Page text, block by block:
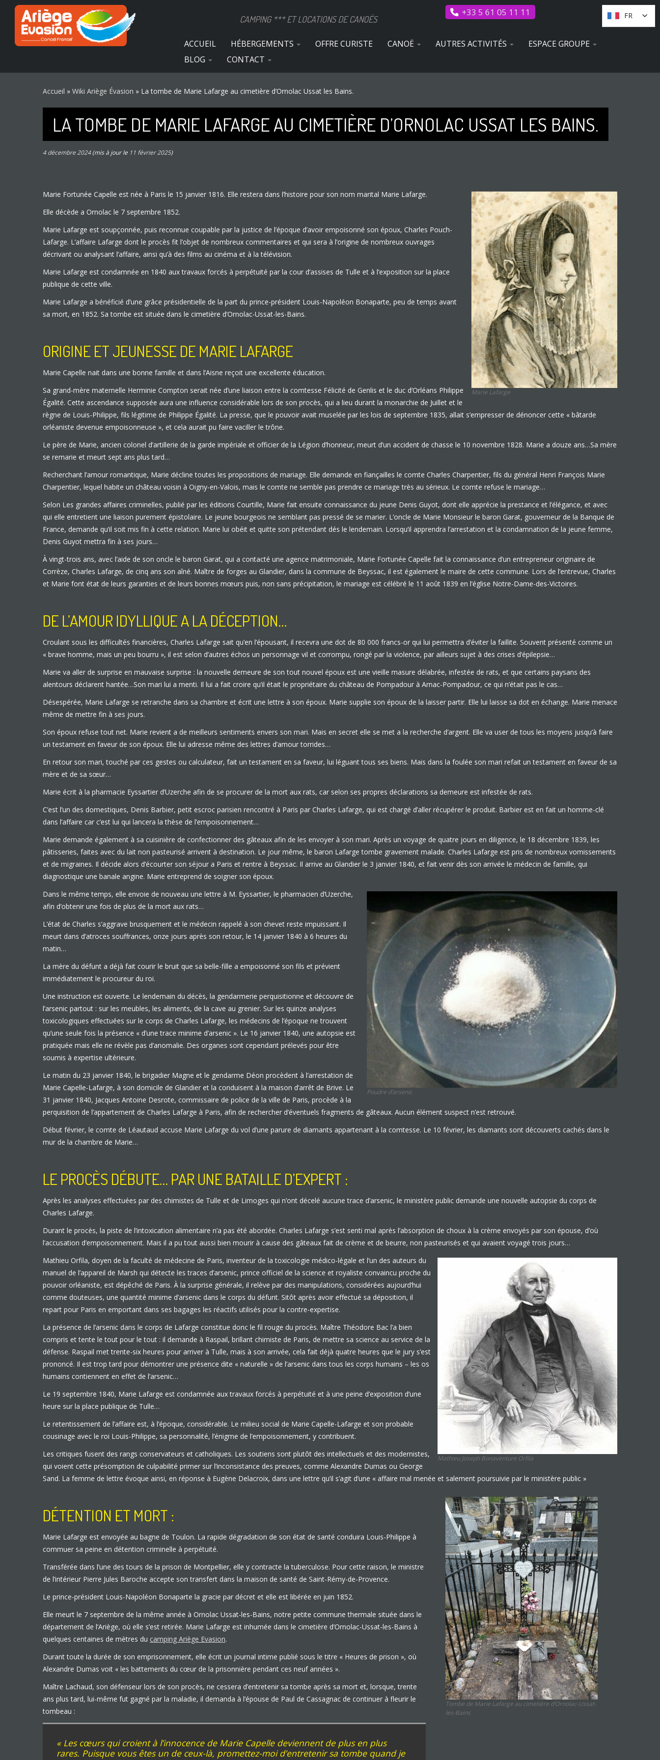
Panneau de gestion des cookies
Passer
contenu
CAMPING *** ET LOCATIONS DE CANOËS
+33 5 61 05 11 11
ACCUEIL HÉBERGEMENTS OFFRE CURISTE CANOË AUTRES ACTIVITÉS
ESPACE GROUPE
BLOG
CONTACT
Accueil » Wiki Ariège Évasion » La tombe de Marie Lafarge au cimetière d’Ornolac Ussat les Bains.
LA TOMBE DE MARIE LAFARGE AU CIMETIÈRE D’ORNOLAC USSAT LES BAINS.
4 décembre 2024(mis à jour le 11 février 2025)
Marie Lafarge
Marie Fortunée Capelle est née à Paris le 15 janvier 1816. Elle restera dans l’histoire pour son nom marital Marie Lafarge.
Elle décède a Ornolac le 7 septembre 1852.
Marie Lafarge est soupçonnée, puis reconnue coupable par la justice de l’époque d’avoir empoisonné son époux, Charles Pouch-
Lafarge. L’affaire Lafarge dont le procès fit l’objet de nombreux commentaires et qui sera à l’origine de nombreux ouvrages
décrivant ou analysant l’affaire, ainsi qu’à des films au cinéma et à la télévision.
Marie Lafarge est condamnée en 1840 aux travaux forcés à perpétuité par la cour d’assises de Tulle et à l’exposition sur la place
publique de cette ville.
Marie Lafarge a bénéficié d’une grâce présidentielle de la part du prince-président Louis-Napoléon Bonaparte, peu de temps avant
sa mort, en 1852. Sa tombe est située dans le cimetière d’Ornolac-Ussat-les-Bains.
ORIGINE ET JEUNESSE DE MARIE LAFARGE
Marie Capelle nait dans une bonne famille et dans l’Aisne reçoit une excellente éducation.
Sa grand-mère maternelle Herminie Compton serait née d’une liaison entre la comtesse Félicité de Genlis et le duc d’Orléans Philippe
Égalité. Cette ascendance supposée aura une influence considérable lors de son procès, qui a lieu durant la monarchie de Juillet et le
règne de Louis-Philippe, fils légitime de Philippe Égalité. La presse, que le pouvoir avait muselée par les lois de septembre 1835, allait s’empresser de dénoncer cette « bâtarde
orléaniste devenue empoisonneuse », et cela aurait pu faire vaciller le trône.
Le père de Marie, ancien colonel d’artillerie de la garde impériale et officier de la Légion d’honneur, meurt d’un accident de chasse le 10 novembre 1828. Marie a douze ans…Sa mère
se remarie et meurt sept ans plus tard…
Recherchant l’amour romantique, Marie décline toutes les propositions de mariage. Elle demande en fiançailles le comte Charles Charpentier, fils du général Henri François Marie
Charpentier, lequel habite un château voisin à Oigny-en-Valois, mais le comte ne semble pas prendre ce mariage très au sérieux. Le comte refuse le mariage…
Selon Les grandes affaires criminelles, publié par les éditions Courtille, Marie fait ensuite connaissance du jeune Denis Guyot, dont elle apprécie la prestance et l’élégance, et avec
qui elle entretient une liaison purement épistolaire. Le jeune bourgeois ne semblant pas pressé de se marier. L’oncle de Marie Monsieur le baron Garat, gouverneur de la Banque de
France, demande qu’il soit mis fin à cette relation. Marie lui obéit et quitte son prétendant dés le lendemain. Lorsqu’il apprendra l’arrestation et la condamnation de la jeune femme,
Denis Guyot mettra fin à ses jours…
À vingt-trois ans, avec l’aide de son oncle le baron Garat, qui a contacté une agence matrimoniale, Marie Fortunée Capelle fait la connaissance d’un entrepreneur originaire de
Corrèze, Charles Lafarge, de cinq ans son aîné. Maître de forges au Glandier, dans la commune de Beyssac, il est également le maire de cette commune. Lors de l’entrevue, Charles
et Marie font état de leurs garanties et de leurs bonnes mœurs puis, non sans précipitation, le mariage est célébré le 11 août 1839 en l’église Notre-Dame-des-Victoires.
DE L’AMOUR IDYLLIQUE A LA DÉCEPTION…
Croulant sous les difficultés financières, Charles Lafarge sait qu’en l’épousant, il recevra une dot de 80 000 francs-or qui lui permettra d’éviter la faillite. Souvent présenté comme un
« brave homme, mais un peu bourru », il est selon d’autres échos un personnage vil et corrompu, rongé par la violence, par ailleurs sujet à des crises d’épilepsie…
Marie va aller de surprise en mauvaise surprise : la nouvelle demeure de son tout nouvel époux est une vieille masure délabrée, infestée de rats, et que certains paysans des
alentours déclarent hantée…Son mari lui a menti. Il lui a fait croire qu’il était le propriétaire du château de Pompadour à Arnac-Pompadour, ce qui n’était pas le cas…
Désespérée, Marie Lafarge se retranche dans sa chambre et écrit une lettre à son époux. Marie supplie son époux de la laisser partir. Elle lui laisse sa dot en échange. Marie menace
même de mettre fin à ses jours.
Son époux refuse tout net. Marie revient a de meilleurs sentiments envers son mari. Mais en secret elle se met a la recherche d’argent. Elle va user de tous les moyens jusqu’à faire
un testament en faveur de son époux. Elle lui adresse même des lettres d’amour torrides…
En retour son mari, touché par ces gestes ou calculateur, fait un testament en sa faveur, lui léguant tous ses biens. Mais dans la foulée son mari refait un testament en faveur de sa
mère et de sa sœur…
Marie écrit à la pharmacie Eyssartier d’Uzerche afin de se procurer de la mort aux rats, car selon ses propres déclarations sa demeure est infestée de rats.
C’est l’un des domestiques, Denis Barbier, petit escroc parisien rencontré à Paris par Charles Lafarge, qui est chargé d’aller récupérer le produit. Barbier est en fait un homme-clé
dans l’affaire car c’est lui qui lancera la thèse de l’empoisonnement…
Marie demande également à sa cuisinière de confectionner des gâteaux afin de les envoyer à son mari. Après un voyage de quatre jours en diligence, le 18 décembre 1839, les
pâtisseries, faites avec du lait non pasteurisé arrivent à destination. Le jour même, le baron Lafarge tombe gravement malade. Charles Lafarge est pris de nombreux vomissements
et de migraines. Il décide alors d’écourter son séjour a Paris et rentre à Beyssac. Il arrive au Glandier le 3 janvier 1840, et fait venir dès son arrivée le médecin de famille, qui
diagnostique une banale angine. Marie entreprend de soigner son époux.
Poudre d’arsenic
Dans le même temps, elle envoie de nouveau une lettre à M. Eyssartier, le pharmacien d’Uzerche,
afin d’obtenir une fois de plus de la mort aux rats…
L’état de Charles s’aggrave brusquement et le médecin rappelé à son chevet reste impuissant. Il
meurt dans d’atroces souffrances, onze jours après son retour, le 14 janvier 1840 à 6 heures du
matin…
La mère du défunt a déjà fait courir le bruit que sa belle-fille a empoisonné son fils et prévient
immédiatement le procureur du roi.
Une instruction est ouverte. Le lendemain du décès, la gendarmerie perquisitionne et découvre de
l’arsenic partout : sur les meubles, les aliments, de la cave au grenier. Sur les quinze analyses
toxicologiques effectuées sur le corps de Charles Lafarge, les médecins de l’époque ne trouvent
qu’une seule fois la présence « d’une trace minime d’arsenic ». Le 16 janvier 1840, une autopsie est
pratiquée mais elle ne révèle pas d’anomalie. Des organes sont cependant prélevés pour être
soumis à expertise ultérieure.
Le matin du 23 janvier 1840, le brigadier Magne et le gendarme Déon procèdent à l’arrestation de
Marie Capelle-Lafarge, à son domicile de Glandier et la conduisent à la maison d’arrêt de Brive. Le
31 janvier 1840, Jacques Antoine Desrote, commissaire de police de la ville de Paris, procède à la
perquisition de l’appartement de Charles Lafarge à Paris, afin de rechercher d’éventuels fragments de gâteaux. Aucun élément suspect n’est retrouvé.
Début février, le comte de Léautaud accuse Marie Lafarge du vol d’une parure de diamants appartenant à la comtesse. Le 10 février, les diamants sont découverts cachés dans le
mur de la chambre de Marie…
LE PROCÈS DÉBUTE… PAR UNE BATAILLE D’EXPERT :
Après les analyses effectuées par des chimistes de Tulle et de Limoges qui n’ont décelé aucune trace d’arsenic, le ministère public demande une nouvelle autopsie du corps de
Charles Lafarge.
Durant le procès, la piste de l’intoxication alimentaire n’a pas été abordée. Charles Lafarge s’est senti mal après l’absorption de choux à la crème envoyés par son épouse, d’où
l’accusation d’empoisonnement. Mais il a pu tout aussi bien mourir à cause des gâteaux fait de crème et de beurre, non pasteurisés et qui avaient voyagé trois jours…
Mathieu Joseph Bonaventure Orfila
Mathieu Orfila, doyen de la faculté de médecine de Paris, inventeur de la toxicologie médico-légale et l’un des auteurs du
manuel de l’appareil de Marsh qui détecte les traces d’arsenic, prince officiel de la science et royaliste convaincu proche du
pouvoir orléaniste, est dépêché de Paris. À la surprise générale, il relève par des manipulations, considérées aujourd’hui
comme douteuses, une quantité minime d’arsenic dans le corps du défunt. Sitôt après avoir effectué sa déposition, il
repart pour Paris en emportant dans ses bagages les réactifs utilisés pour la contre-expertise.
La présence de l’arsenic dans le corps de Lafarge constitue donc le fil rouge du procès. Maître Théodore Bac l’a bien
compris et tente le tout pour le tout : il demande à Raspail, brillant chimiste de Paris, de mettre sa science au service de la
défense. Raspail met trente-six heures pour arriver à Tulle, mais à son arrivée, cela fait déjà quatre heures que le jury s’est
prononcé. Il est trop tard pour démontrer une présence dite « naturelle » de l’arsenic dans tous les corps humains – les os
humains contiennent en effet de l’arsenic…
Le 19 septembre 1840, Marie Lafarge est condamnée aux travaux forcés à perpétuité et à une peine d’exposition d’une
heure sur la place publique de Tulle…
Le retentissement de l’affaire est, à l’époque, considérable. Le milieu social de Marie Capelle-Lafarge et son probable
cousinage avec le roi Louis-Philippe, sa personnalité, l’énigme de l’empoisonnement, y contribuent.
Les critiques fusent des rangs conservateurs et catholiques. Les soutiens sont plutôt des intellectuels et des modernistes,
qui voient cette présomption de culpabilité primer sur l’inconsistance des preuves, comme Alexandre Dumas ou George
Sand. La femme de lettre évoque ainsi, en réponse à Eugène Delacroix, dans une lettre qu’il s’agit d’une « affaire mal menée et salement poursuivie par le ministère public »
DÉTENTION ET MORT :
Marie Lafarge est envoyée au bagne de Toulon. La rapide dégradation de son état de santé conduira Louis-Philippe à
commuer sa peine en détention criminelle à perpétuité.
Transférée dans l’une des tours de la prison de Montpellier, elle y contracte la tuberculose. Pour cette raison, le ministre
de l’intérieur Pierre Jules Baroche accepte son transfert dans la maison de santé de Saint-Rémy-de-Provence.
Le prince-président Louis-Napoléon Bonaparte la gracie par décret et elle est libérée en juin 1852.
Elle meurt le 7 septembre de la même année à Ornolac Ussat-les-Bains, notre petite commune thermale située dans le
département de l’Ariège, où elle s’est retirée. Marie Lafarge est inhumée dans le cimetière d’Ornolac-Ussat-les-Bains à
quelques centaines de mètres du camping Ariège Evasion.
Durant toute la durée de son emprisonnement, elle écrit un journal intime publié sous le titre « Heures de prison », où
Alexandre Dumas voit « les battements du cœur de la prisonnière pendant ces neuf années ».
Maître Lachaud, son défenseur lors de son procès, ne cessera d’entretenir sa tombe après sa mort et, lorsque, trente
ans plus tard, lui-même fut gagné par la maladie, il demanda à l’épouse de Paul de Cassagnac de continuer à fleurir le
tombeau :
« Les cœurs qui croient à l’innocence de Marie Capelle deviennent de plus en plus
rares. Puisque vous êtes un de ceux-là, promettez-moi d’entretenir sa tombe quand je
Tombe de Marie Lafarge au cimetière d’Ornolac-Ussat-
les-Bains
FR
FR